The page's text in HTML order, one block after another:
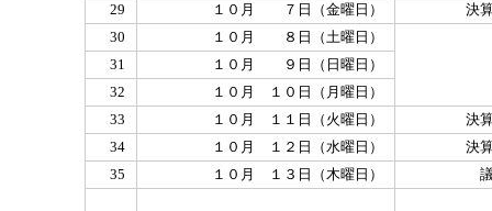
29
１０月 ７日（金曜日）
決
30
１０月 ８日（土曜日）
31
１０月 ９日（日曜日）
32
１０月 １０日（月曜日）
33
１０月 １１日（火曜日）
決
34
１０月 １２日（水曜日）
決
35
１０月 １３日（木曜日）